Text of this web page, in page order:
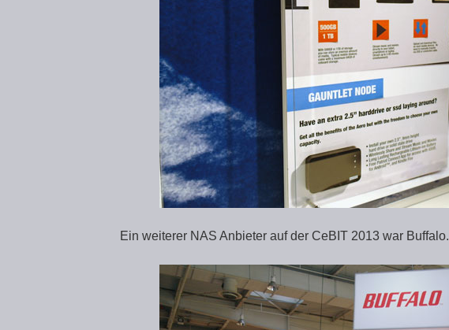
Ein weiterer NAS Anbieter auf der CeBIT 2013 war Buffalo.